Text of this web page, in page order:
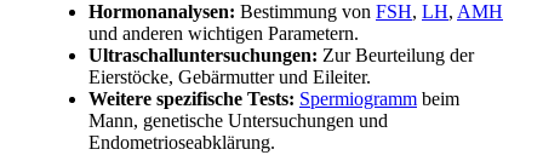
Hormonanalysen: Bestimmung von FSH, LH, AMH
und anderen wichtigen Parametern.
Ultraschalluntersuchungen: Zur Beurteilung der
Eierstöcke, Gebärmutter und Eileiter.
Weitere spezifische Tests: Spermiogramm beim
Mann, genetische Untersuchungen und
Endometrioseabklärung.